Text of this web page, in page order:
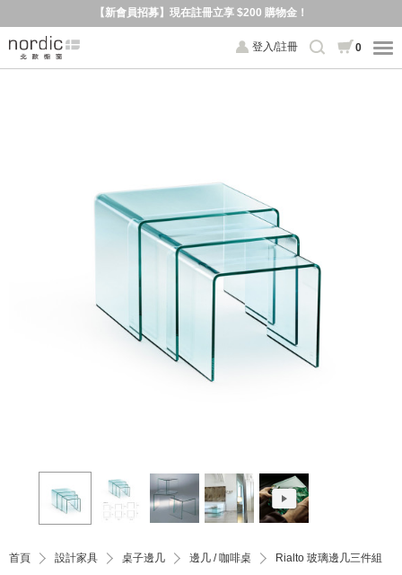
【新會員招募】現在註冊立享 $200 購物金！
登入/註冊 0
首頁 設計家具 桌子邊几 邊几 / 咖啡桌 Rialto 玻璃邊几三件組